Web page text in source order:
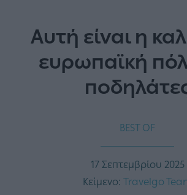
Αυτή είναι η
ευρωπαϊκή
BEST OF
17 Σεπτεμβρίου 2025
Κείμενο: Travelgo